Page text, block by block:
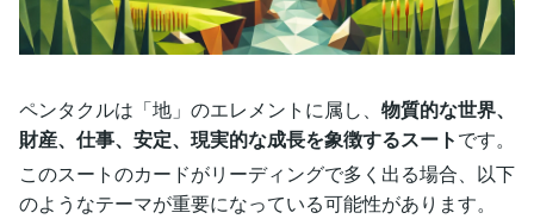
ペンタクルは「地」のエレメントに属し、 物質的な世界、
財産、仕事、安定、現実的な成長を象徴するスートです。
このスートのカードがリーディングで多く出る場合、以下
のようなテーマが重要になっている可能性があります。